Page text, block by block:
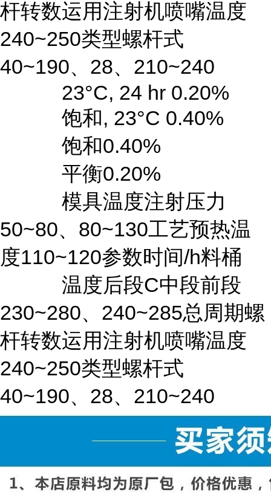
杆转数运用注射机喷嘴温度
240~250类型螺杆式
40~190、28、210~240
23°C, 24 hr 0.20%
饱和, 23°C 0.40%
饱和0.40%
平衡0.20%
模具温度注射压力
50~80、80~130工艺预热温
度110~120参数时间/h料桶
温度后段C中段前段
230~280、240~285总周期螺
杆转数运用注射机喷嘴温度
240~250类型螺杆式
40~190、28、210~240